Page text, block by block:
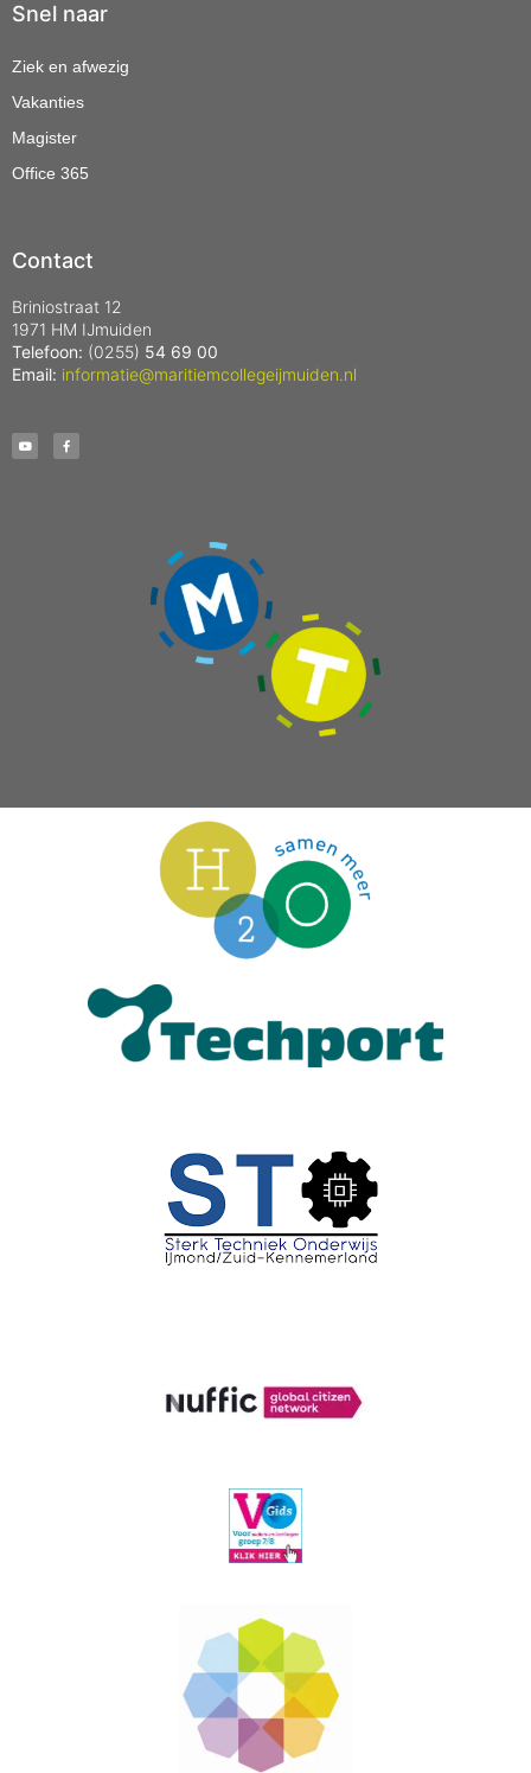
Snel naar
Ziek en afwezig
Vakanties
Magister
Office 365
Contact
Briniostraat 12
1971 HM IJmuiden
Telefoon: (0255) 54 69 00
Email: informatie@maritiemcollegeijmuiden.nl